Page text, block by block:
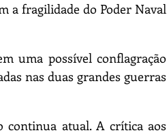
a fragilidade do Poder Naval
uma possível conflagração
nas duas grandes guerras
continua atual. A crítica aos